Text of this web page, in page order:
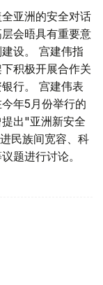
亚洲的安全对话
会晤具有重要意
设。 宫建伟指
积极开展合作关
行。 宫建伟表
年5月份举行的
出"亚洲新安全
民族间宽容、科
题进行讨论。